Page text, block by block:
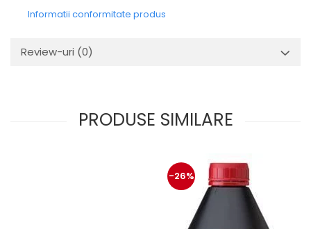
Informatii conformitate produs
Review-uri (0)
PRODUSE SIMILARE
-26%